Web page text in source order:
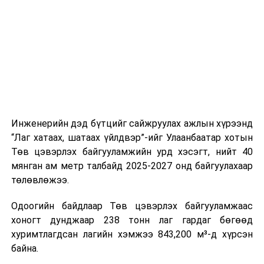
Инженерийн дэд бүтцийг сайжруулах ажлын хүрээнд
“Лаг хатаах, шатаах үйлдвэр”-ийг Улаанбаатар хотын
Төв цэвэрлэх байгууламжийн урд хэсэгт, нийт 40
мянган ам метр талбайд 2025-2027 онд байгуулахаар
төлөвлөжээ.
Одоогийн байдлаар Төв цэвэрлэх байгууламжаас
хоногт дунджаар 238 тонн лаг гардаг бөгөөд
хуримтлагдсан лагийн хэмжээ 843,200 м³-д хүрсэн
байна.